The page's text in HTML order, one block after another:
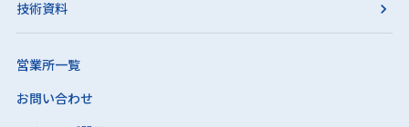
技術資料
営業所一覧
お問い合わせ